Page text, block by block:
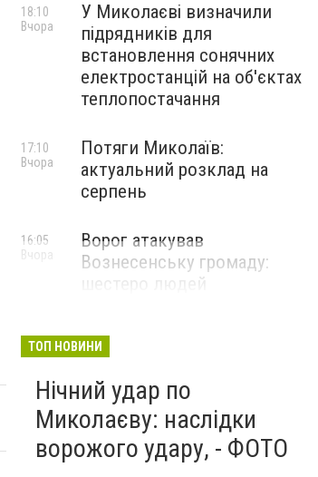
У Миколаєві визначили
підрядників для
встановлення сонячних
електростанцій на об'єктах
теплопостачання
18:10
Вчора
Потяги Миколаїв:
актуальний розклад на
серпень
17:10
Вчора
Ворог атакував
Вознесенську громаду:
шестеро людей
16:05
Вчора
ТОП НОВИНИ
Нічний удар по
Миколаєву: наслідки
ворожого удару, - ФОТО